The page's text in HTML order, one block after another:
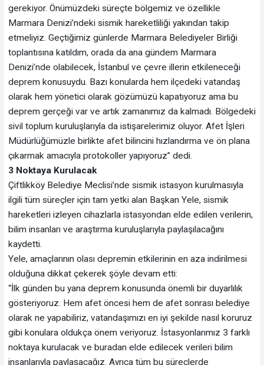
gerekiyor. Önümüzdeki süreçte bölgemiz ve özellikle
Marmara Denizi’ndeki sismik hareketliliği yakından takip
etmeliyiz. Geçtiğimiz günlerde Marmara Belediyeler Birliği
toplantısına katıldım, orada da ana gündem Marmara
Denizi’nde olabilecek, İstanbul ve çevre illerin etkileneceği
deprem konusuydu. Bazı konularda hem ilçedeki vatandaş
olarak hem yönetici olarak gözümüzü kapatıyoruz ama bu
deprem gerçeği var ve artık zamanımız da kalmadı. Bölgedeki
sivil toplum kuruluşlarıyla da istişarelerimiz oluyor. Afet İşleri
Müdürlüğümüzle birlikte afet bilincini hızlandırma ve ön plana
çıkarmak amacıyla protokoller yapıyoruz” dedi.
3 Noktaya Kurulacak
Çiftlikköy Belediye Meclisi’nde sismik istasyon kurulmasıyla
ilgili tüm süreçler için tam yetki alan Başkan Yele, sismik
hareketleri izleyen cihazlarla istasyondan elde edilen verilerin,
bilim insanları ve araştırma kuruluşlarıyla paylaşılacağını
kaydetti.
Yele, amaçlarının olası depremin etkilerinin en aza indirilmesi
olduğuna dikkat çekerek şöyle devam etti:
“İlk günden bu yana deprem konusunda önemli bir duyarlılık
gösteriyoruz. Hem afet öncesi hem de afet sonrası belediye
olarak ne yapabiliriz, vatandaşımızı en iyi şekilde nasıl koruruz
gibi konulara oldukça önem veriyoruz. İstasyonlarımız 3 farklı
noktaya kurulacak ve buradan elde edilecek verileri bilim
insanlarıyla paylaşacağız. Ayrıca tüm bu süreçlerde